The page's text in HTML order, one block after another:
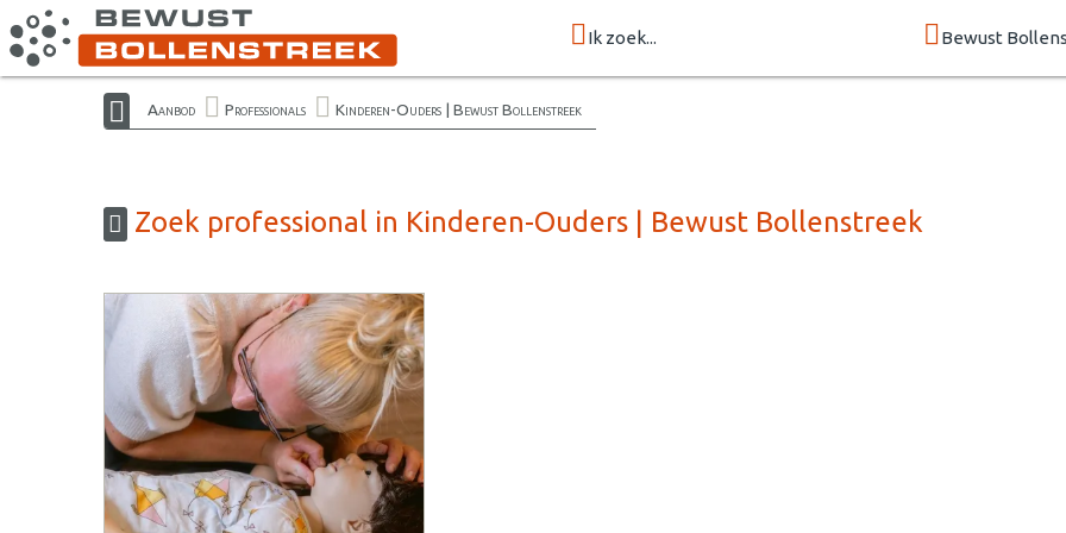
Ik zoek... Bewust
Aanbod Professionals Kinderen-Ouders | Bewust Bollenstreek
Zoek professional in Kinderen-Ouders | Bewust Bollenstreek